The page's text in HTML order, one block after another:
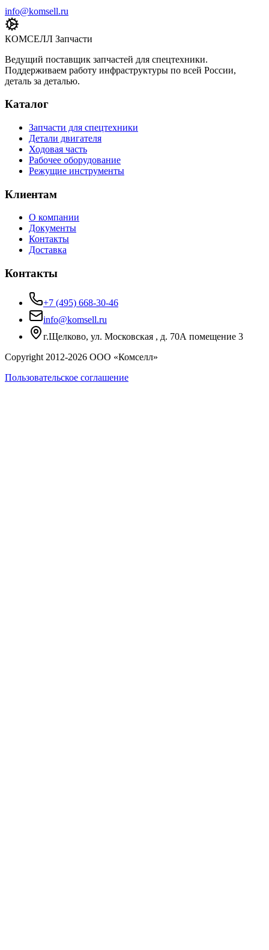
info@komsell.ru
КОМСЕЛЛ Запчасти
Ведущий поставщик запчастей для спецтехники.
Поддерживаем работу инфраструктуры по всей России,
деталь за деталью.
Каталог
Запчасти для спецтехники
Детали двигателя
Ходовая часть
Рабочее оборудование
Режущие инструменты
Клиентам
О компании
Документы
Контакты
Доставка
Контакты
+7 (495) 668-30-46
info@komsell.ru
г.Щелково, ул. Московская , д. 70А помещение 3
Copyright 2012-2026 ООО «Комселл»
Пользовательское соглашение